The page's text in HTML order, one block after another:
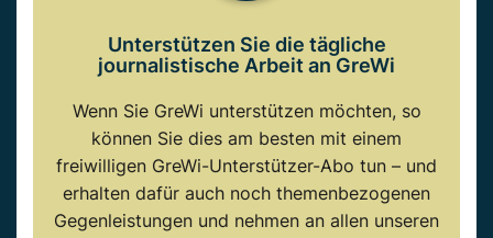
Unterstützen Sie die tägliche
journalistische Arbeit an GreWi
Wenn Sie GreWi unterstützen möchten, so
können Sie dies am besten mit einem
freiwilligen GreWi-Unterstützer-Abo tun – und
erhalten dafür auch noch themenbezogenen
Gegenleistungen und nehmen an allen unseren